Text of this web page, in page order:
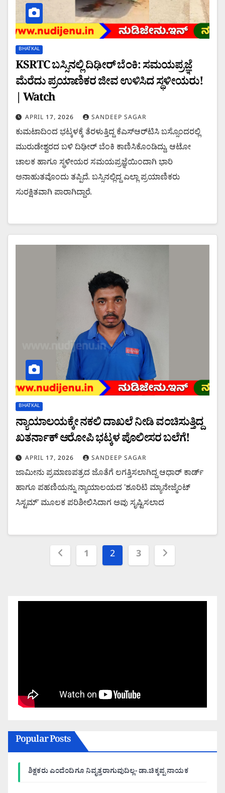
BHATKAL
KSRTC ಬಸ್ಸಿನಲ್ಲಿ ದಿಢೀರ್ ಬೆಂಕಿ: ಸಮಯಪ್ರಜ್ಞೆ
ಮೆರೆದು ಪ್ರಯಾಣಿಕರ ಜೀವ ಉಳಿಸಿದ ಸ್ಥಳೀಯರು!
| Watch
APRIL 17, 2026 SANDEEP SAGAR
ಕುಮಟಾದಿಂದ ಭಟ್ಕಳಕ್ಕೆ ತೆರಳುತ್ತಿದ್ದ ಕೆಎಸ್ಆರ್‌ಟಿಸಿ ಬಸ್ಸೊಂದರಲ್ಲಿ
ಮುರುಡೇಶ್ವರದ ಬಳಿ ದಿಢೀರ್ ಬೆಂಕಿ ಕಾಣಿಸಿಕೊಂಡಿದ್ದು, ಆಟೋ
ಚಾಲಕ ಹಾಗೂ ಸ್ಥಳೀಯರ ಸಮಯಪ್ರಜ್ಞೆಯಿಂದಾಗಿ ಭಾರಿ
ಅನಾಹುತವೊಂದು ತಪ್ಪಿದೆ. ಬಸ್ಸಿನಲ್ಲಿದ್ದ ಎಲ್ಲಾ ಪ್ರಯಾಣಿಕರು
ಸುರಕ್ಷಿತವಾಗಿ ಪಾರಾಗಿದ್ದಾರೆ.
BHATKAL
ನ್ಯಾಯಾಲಯಕ್ಕೇ ನಕಲಿ ದಾಖಲೆ ನೀಡಿ ವಂಚಿಸುತ್ತಿದ್ದ
ಖತರ್ನಾಕ್ ಆರೋಪಿ ಭಟ್ಕಳ ಪೊಲೀಸರ ಬಲೆಗೆ!
APRIL 17, 2026 SANDEEP SAGAR
ಜಾಮೀನು ಪ್ರಮಾಣಪತ್ರದ ಜೊತೆಗೆ ಲಗತ್ತಿಸಲಾಗಿದ್ದ ಆಧಾರ್ ಕಾರ್ಡ್
ಹಾಗೂ ಪಹಣಿಯನ್ನು ನ್ಯಾಯಾಲಯದ 'ಶೂರಿಟಿ ಮ್ಯಾನೇಜ್ಮೆಂಟ್
ಸಿಸ್ಟಮ್' ಮೂಲಕ ಪರಿಶೀಲಿಸಿದಾಗ ಅವು ಸೃಷ್ಟಿಸಲಾದ
Posts1 2 3
Popular Posts
ಶಿಕ್ಷಕರು ಎಂದೆಂದಿಗೂ ನಿವೃತ್ತರಾಗುವುದಿಲ್ಲ- ಡಾ.ಚಿಕ್ಕಪ್ಪ ನಾಯಕ